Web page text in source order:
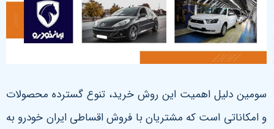
سومین دلیل اهمیت این روش خرید، تنوع گسترده محصولات
و امکاناتی است که مشتریان با فروش اقساطی ایران خودرو به